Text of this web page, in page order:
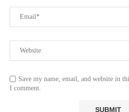
Save my name, email, and website in
I comment.